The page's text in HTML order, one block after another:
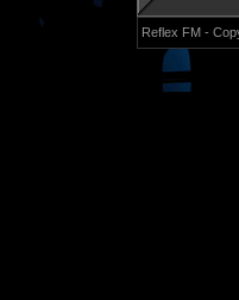
Reflex FM -